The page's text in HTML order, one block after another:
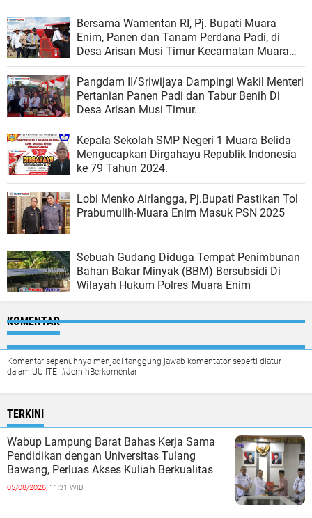
Bersama Wamentan RI, Pj. Bupati Muara
Enim, Panen dan Tanam Perdana Padi, di
Desa Arisan Musi Timur Kecamatan Muara
Belida .
Pangdam II/Sriwijaya Dampingi Wakil Menteri
Pertanian Panen Padi dan Tabur Benih Di
Desa Arisan Musi Timur.
Kepala Sekolah SMP Negeri 1 Muara Belida
Mengucapkan Dirgahayu Republik Indonesia
ke 79 Tahun 2024.
Lobi Menko Airlangga, Pj.Bupati Pastikan Tol
Prabumulih-Muara Enim Masuk PSN 2025
Sebuah Gudang Diduga Tempat Penimbunan
Bahan Bakar Minyak (BBM) Bersubsidi Di
Wilayah Hukum Polres Muara Enim
KOMENTAR
Komentar sepenuhnya menjadi tanggung jawab komentator seperti diatur
dalam UU ITE. #JernihBerkomentar
TERKINI
Wabup Lampung Barat Bahas Kerja Sama
Pendidikan dengan Universitas Tulang
Bawang, Perluas Akses Kuliah Berkualitas
05/08/2026, 11:31 WIB